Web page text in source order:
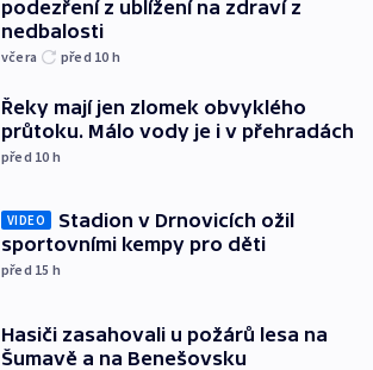
podezření z ublížení na zdraví z
nedbalosti
včera před 10 h
Řeky mají jen zlomek obvyklého
průtoku. Málo vody je i v přehradách
před 10 h
VIDEO
Stadion v Drnovicích ožil
sportovními kempy pro děti
před 15 h
Hasiči zasahovali u požárů lesa na
Šumavě a na Benešovsku